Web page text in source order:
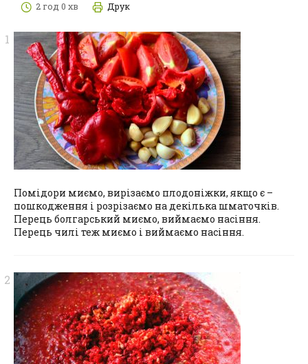
2 год 0 хв Друк
Помідори миємо, вирізаємо плодоніжки, якщо є –
пошкодження і розрізаємо на декілька шматочків.
Перець болгарський миємо, виймаємо насіння.
Перець чилі теж миємо і виймаємо насіння.